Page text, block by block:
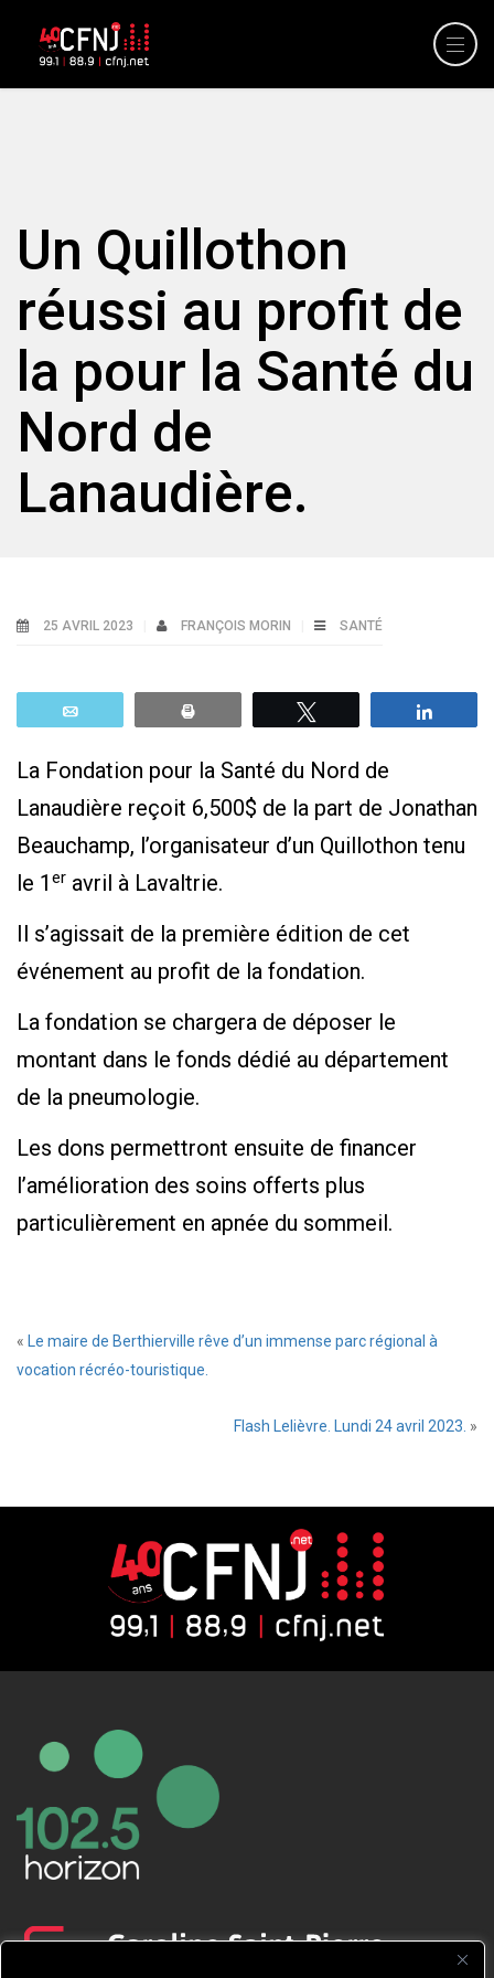
Un Quillothon
réussi au profit de
la pour la Santé du
Nord de
Lanaudière.
25 AVRIL 2023 FRANÇOIS MORIN SANTÉ
La Fondation pour la Santé du Nord de
Lanaudière reçoit 6,500$ de la part de Jonathan
Beauchamp, l’organisateur d’un Quillothon tenu
le 1 er avril à Lavaltrie.
Il s’agissait de la première édition de cet
événement au profit de la fondation.
La fondation se chargera de déposer le
montant dans le fonds dédié au département
de la pneumologie.
Les dons permettront ensuite de financer
l’amélioration des soins offerts plus
particulièrement en apnée du sommeil.
«
Le maire de Berthierville rêve d’un immense parc régional à
vocation récréo-touristique.
Flash Lelièvre. Lundi 24 avril 2023. »